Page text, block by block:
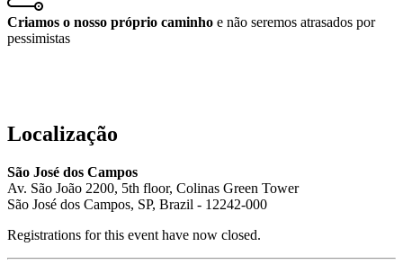
Criamos o nosso próprio caminho e não seremos atrasados por
pessimistas
Localização
São José dos Campos
Av. São João 2200, 5th floor, Colinas Green Tower
São José dos Campos, SP, Brazil - 12242-000
Registrations for this event have now closed.